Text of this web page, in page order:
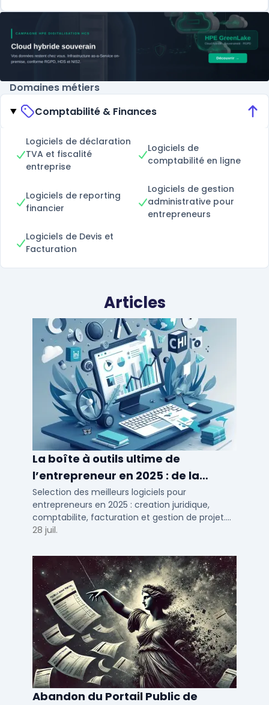
Domaines métiers
Comptabilité & Finances
Logiciels de déclaration
TVA et fiscalité
entreprise
Logiciels de
comptabilité en ligne
Logiciels de reporting
financier
Logiciels de gestion
administrative pour
entrepreneurs
Logiciels de Devis et
Facturation
Articles
La boîte à outils ultime de
l’entrepreneur en 2025 : de la
création à la gestion
Selection des meilleurs logiciels pour
entrepreneurs en 2025 : creation juridique,
comptabilite, facturation et gestion de projet.
Outils adaptes aux TPE, PME et independants en
28 juil.
Abandon du Portail Public de